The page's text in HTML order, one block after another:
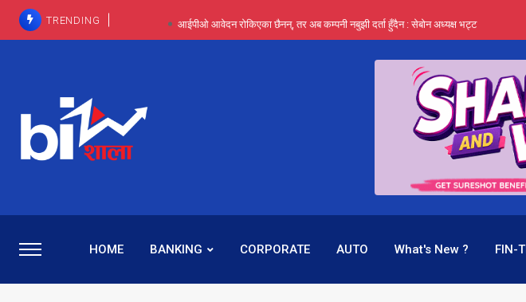
TRENDING आईपीओ आवेदन रोकिएका छैनन्, तर अब कम्पनी नबुझी दर्ता हुँदैन : सेबोन अध्यक्ष भट्ट
पाँच वर्षसम्म अदालत मौन, पद सकिएपछि महाप्रसाद ‘योग्य’ !
प्रभू बैंकका सञ्चालक बस्नेतमाथि राष्ट्र बैंकको ‘कन्सर्न’, प्रवक्ता भन्छन्- समूह फेरेर सञ्चालक पदमा बस्न
५-६ वर्षदेखि बढुवा नहुँदा निराश थिइन् रश्मी, जागिर परिवर्तनको प्रयास पनि असफल
HOME BANKING CORPORATE AUTO What's New ? FIN-